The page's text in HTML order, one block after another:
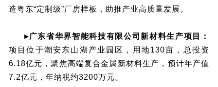
造粤东“定制级”厂房样板，助推产业高质量发展。
▸广东省华界智能科技有限公司新材料生产项目：
项目位于潮安东山湖产业园区，用地130亩，总投资
6.18亿元，聚焦高端复合金属新材料生产，预计年产值
7.2亿元，年纳税约3200万元。